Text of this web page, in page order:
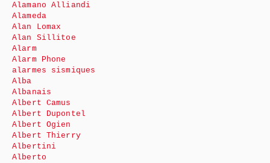
Alamano Alliandi
Alameda
Alan Lomax
Alan Sillitoe
Alarm
Alarm Phone
alarmes sismiques
Alba
Albanais
Albert Camus
Albert Dupontel
Albert Ogien
Albert Thierry
Albertini
Alberto